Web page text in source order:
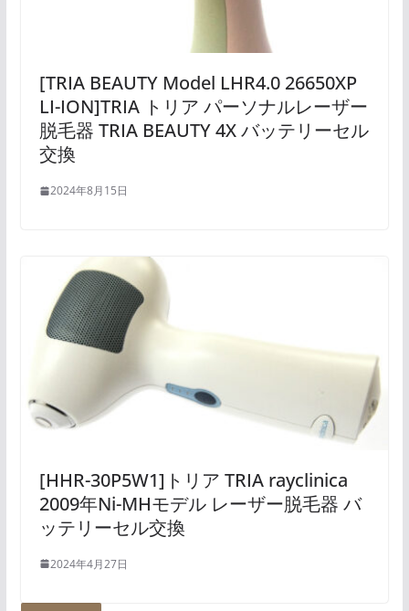
[TRIA BEAUTY Model LHR4.0 26650XP
LI-ION]TRIA トリア パーソナルレーザー
脱毛器 TRIA BEAUTY 4X バッテリーセル
交換
2024年8月15日
[HHR-30P5W1]トリア TRIA rayclinica
2009年Ni-MHモデル レーザー脱毛器 バ
ッテリーセル交換
2024年4月27日